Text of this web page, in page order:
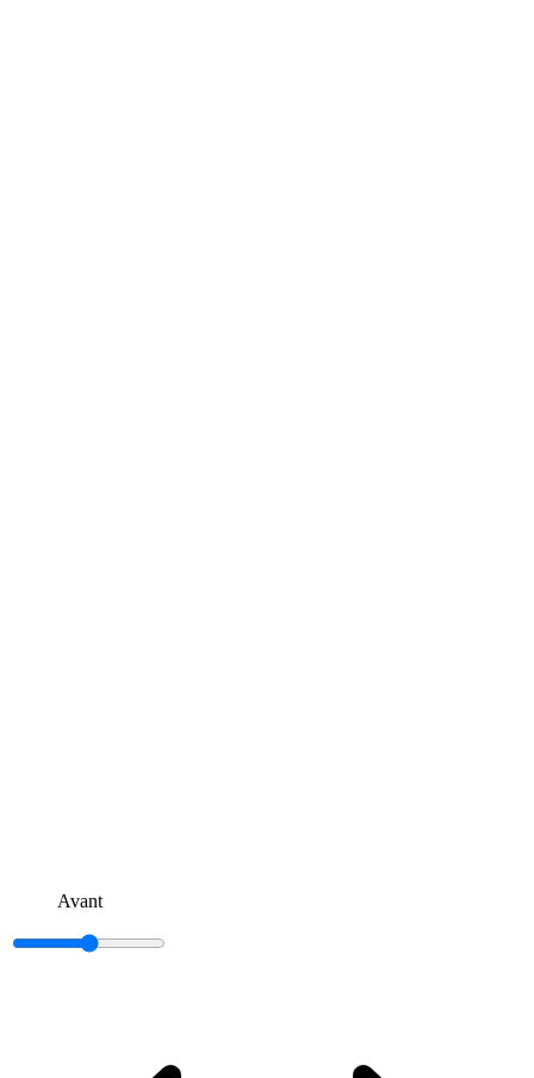
Avant